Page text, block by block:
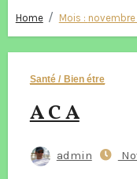
Home Mois :
Santé / Bien étre
A C A
admin